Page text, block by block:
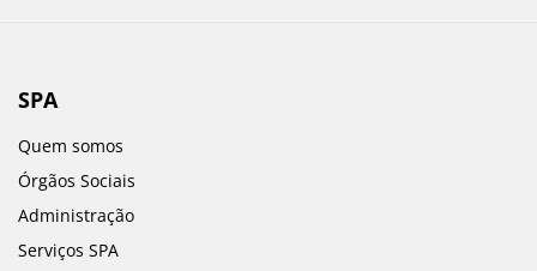
SPA
Quem somos
Órgãos Sociais
Administração
Serviços SPA